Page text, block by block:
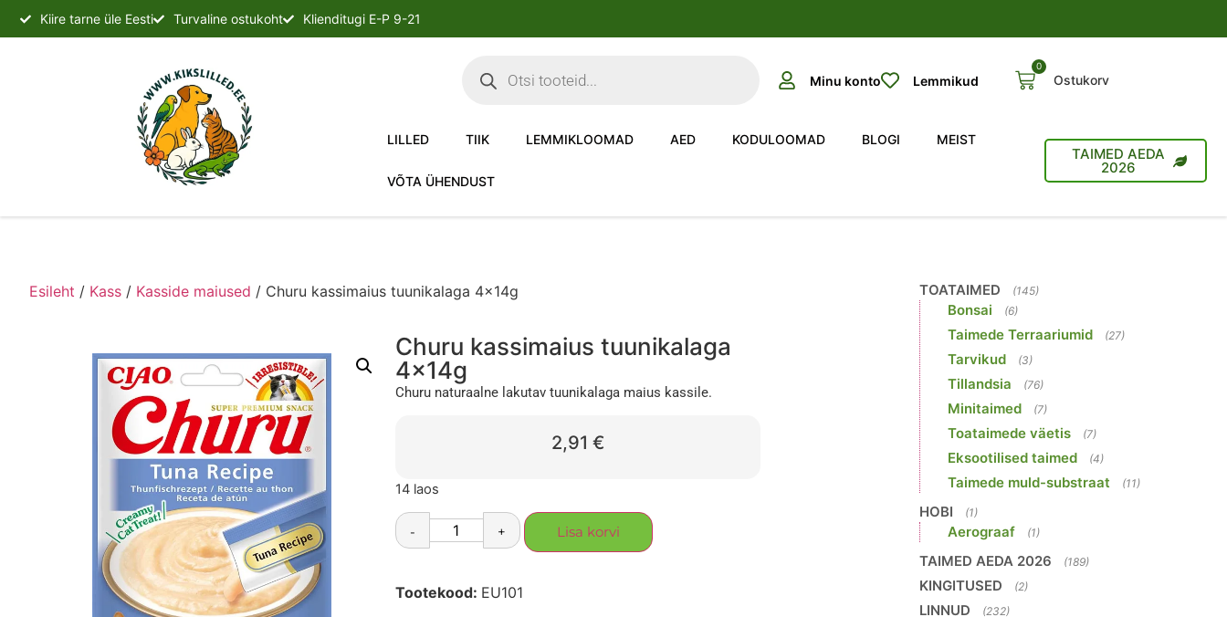
Kiire tarne üle Eesti Turvaline ostukoht Klienditugi E-P 9-21
Minu konto Lemmikud
0
Ostukorv
LILLED TIIK LEMMIKLOOMAD AED KODULOOMAD BLOGI MEIST
VÕTA ÜHENDUST
TAIMED AEDA
2026
Esileht / Kass / Kasside maiused / Churu kassimaius tuunikalaga 4x14g
Churu kassimaius tuunikalaga
4x14g
Churu naturaalne lakutav tuunikalaga maius kassile.
2,91 €
14 laos
- + Lisa korvi
Tootekood: EU101
TOATAIMED (145)
Bonsai (6)
Taimede Terraariumid (27)
Tarvikud (3)
Tillandsia (76)
Minitaimed (7)
Toataimede väetis (7)
Eksootilised taimed (4)
Taimede muld-substraat (11)
HOBI (1)
Aerograaf (1)
TAIMED AEDA 2026 (189)
KINGITUSED (2)
LINNUD (232)